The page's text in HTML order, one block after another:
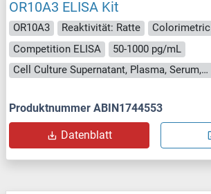
OR10A3 ELISA Kit
OR10A3 Reaktivität: Ratte
Colorimetric
Competition ELISA
50-1000 pg/mL
Cell Culture Supernatant, Plasma, Serum, Tissue Homogenate
Produktnummer ABIN1744553
Datenblatt